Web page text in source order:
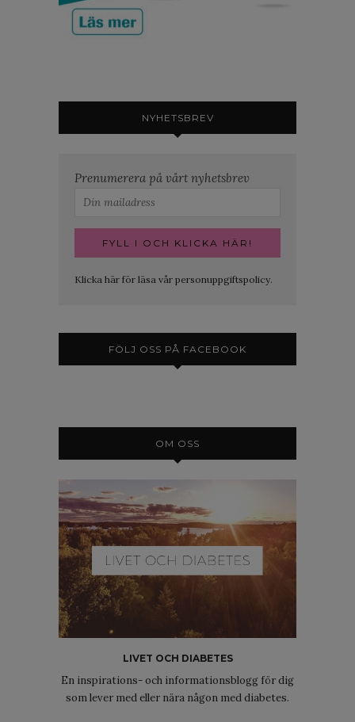
NYHETSBREV
Prenumerera på vårt nyhetsbrev
Klicka här för läsa vår personuppgiftspolicy.
FÖLJ OSS PÅ FACEBOOK
OM OSS
LIVET OCH DIABETES
En inspirations- och informationsblogg för dig
som lever med eller nära någon med diabetes.